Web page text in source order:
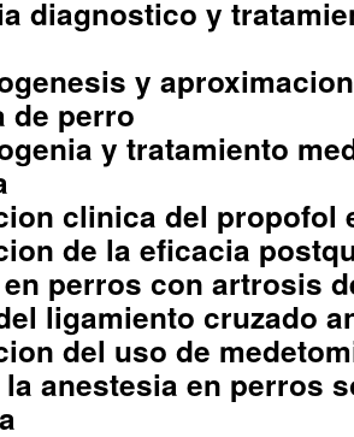
diagnostico y
y
de perro
y tratamiento
clinica del propofol
de la eficacia
perros con artrosis
ligamiento cruzado
del uso de
anestesia en perros